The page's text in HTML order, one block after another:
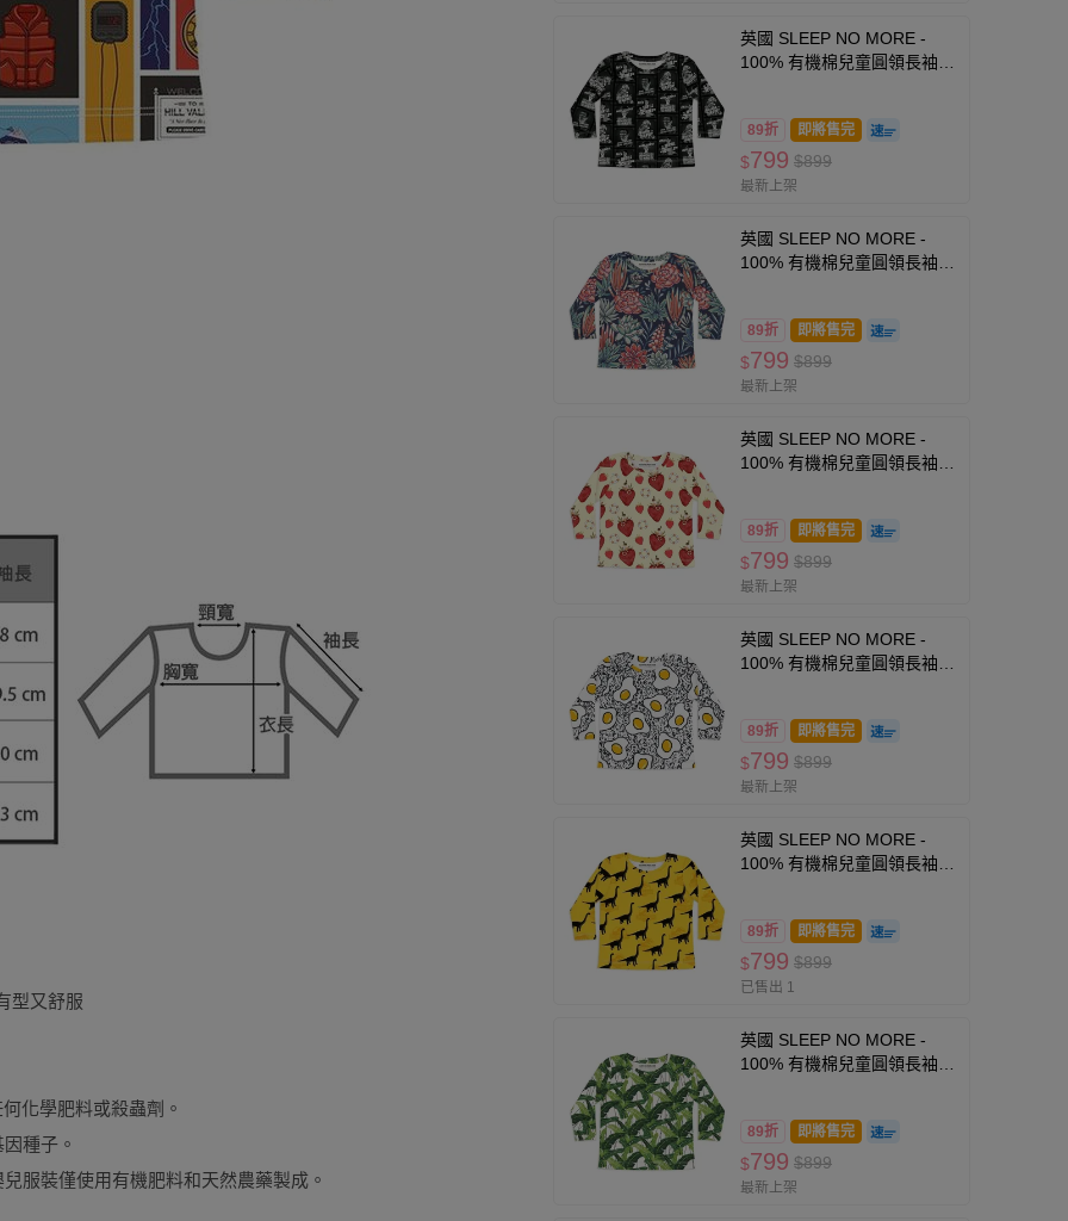
型又舒服
化學肥料或殺蟲劑。
種子。
裝僅使用有機肥料和天然農藥製成。
英國 SLEEP NO MORE -
100% 有機棉兒童圓領長袖上
89折 即將售完
$799 $899
最新上架
英國 SLEEP NO MORE -
100% 有機棉兒童圓領長袖上
89折 即將售完
$799 $899
最新上架
英國 SLEEP NO MORE -
100% 有機棉兒童圓領長袖上
89折 即將售完
$799 $899
最新上架
英國 SLEEP NO MORE -
100% 有機棉兒童圓領長袖上
89折 即將售完
$799 $899
最新上架
英國 SLEEP NO MORE -
100% 有機棉兒童圓領長袖上
89折 即將售完
$799 $899
已售出 1
英國 SLEEP NO MORE -
100% 有機棉兒童圓領長袖上
89折 即將售完
$799 $899
最新上架